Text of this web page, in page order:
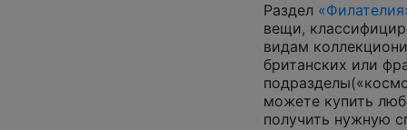
Раздел
вещи,
видам
британских или
можете купить
получить нужную